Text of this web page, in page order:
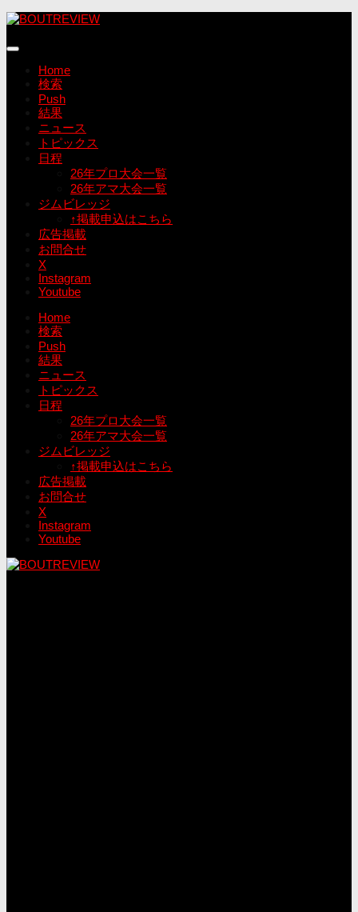
コ
テ
Home
検索
Push
結果
ニュース
トピックス
日程
26年プロ大会一覧
26年アマ大会一覧
ジムビレッジ
↑掲載申込はこちら
広告掲載
お問合せ
X
Instagram
Youtube
Home
検索
Push
結果
ニュース
トピックス
日程
26年プロ大会一覧
26年アマ大会一覧
ジムビレッジ
↑掲載申込はこちら
広告掲載
お問合せ
X
Instagram
Youtube